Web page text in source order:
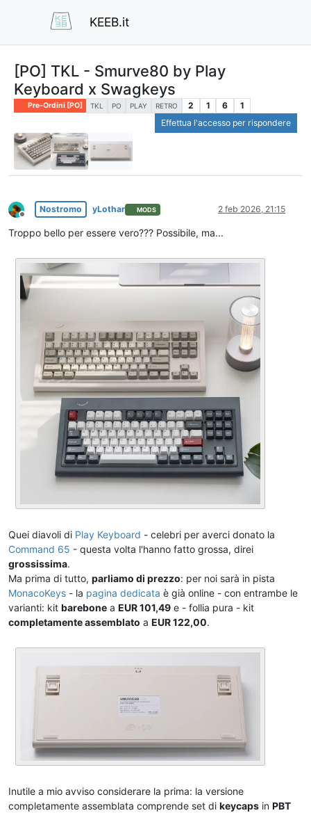
KEEB.it
[PO] TKL - Smurve80 by Play
Keyboard x Swagkeys
Pre-Ordini [PO] TKL PO PLAY RETRO 2 1 6
1
Effettua l'accesso per rispondere
Non in linea
Nostromo yLothar MODS 2 feb 2026, 21:15
Troppo bello per essere vero??? Possibile, ma...
Quei diavoli di Play Keyboard - celebri per averci donato la
Command 65 - questa volta l'hanno fatto grossa, direi
grossissima.
Ma prima di tutto, parliamo di prezzo: per noi sarà in pista
MonacoKeys - la pagina dedicata è già online - con entrambe le
varianti: kit barebone a EUR 101,49 e - follia pura - kit
completamente assemblato a EUR 122,00.
Inutile a mio avviso considerare la prima: la versione
completamente assemblata comprende set di keycaps in PBT